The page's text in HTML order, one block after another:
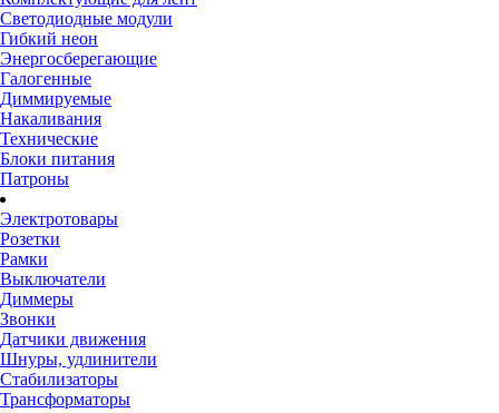
Светодиодные модули
Гибкий неон
Энергосберегающие
Галогенные
Диммируемые
Накаливания
Технические
Блоки питания
Патроны
Электротовары
Розетки
Рамки
Выключатели
Диммеры
Звонки
Датчики движения
Шнуры, удлинители
Стабилизаторы
Трансформаторы